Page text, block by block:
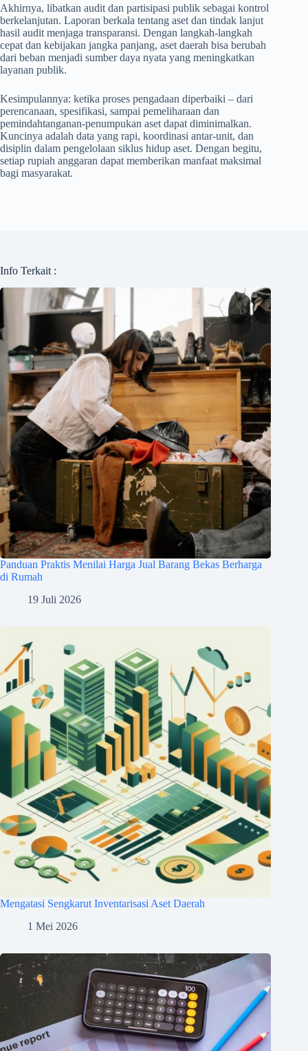
Akhirnya, libatkan audit dan partisipasi publik sebagai kontrol
berkelanjutan. Laporan berkala tentang aset dan tindak lanjut
hasil audit menjaga transparansi. Dengan langkah-langkah
cepat dan kebijakan jangka panjang, aset daerah bisa berubah
dari beban menjadi sumber daya nyata yang meningkatkan
layanan publik.
Kesimpulannya: ketika proses pengadaan diperbaiki – dari
perencanaan, spesifikasi, sampai pemeliharaan dan
pemindahtanganan-penumpukan aset dapat diminimalkan.
Kuncinya adalah data yang rapi, koordinasi antar-unit, dan
disiplin dalam pengelolaan siklus hidup aset. Dengan begitu,
setiap rupiah anggaran dapat memberikan manfaat maksimal
bagi masyarakat.
Info Terkait :
Panduan Praktis Menilai Harga Jual Barang Bekas Berharga
di Rumah
19 Juli 2026
Mengatasi Sengkarut Inventarisasi Aset Daerah
1 Mei 2026